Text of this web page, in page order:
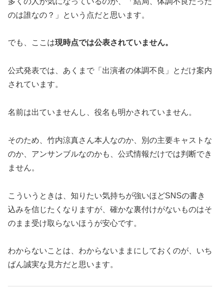
のは誰なの？」という点だと思います。
でも、ここは現時点では公表されていません。
公式発表では、あくまで「出演者の体調不良」とだけ案内
されています。
名前は出ていませんし、役名も明かされていません。
そのため、竹内涼真さん本人なのか、別の主要キャストな
のか、アンサンブルなのかも、公式情報だけでは判断でき
ません。
こういうときは、知りたい気持ちが強いほどSNSの書き
込みを信じたくなりますが、確かな裏付けがないものはそ
のまま受け取らないほうが安心です。
わからないことは、わからないままにしておくのが、いち
ばん誠実な見方だと思います。